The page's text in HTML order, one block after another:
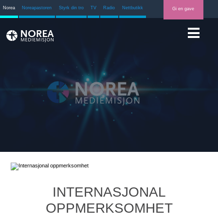
Norea Noreapastoren Styrk din tro TV Radio Nettbutikk Gi en gave
INTERNASJONAL
OPPMERKSOMHET